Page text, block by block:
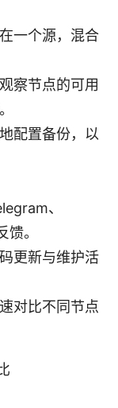
一个源，混合
察节点的可用
配置备份，以
、
。
更新与维护活
对比不同节点